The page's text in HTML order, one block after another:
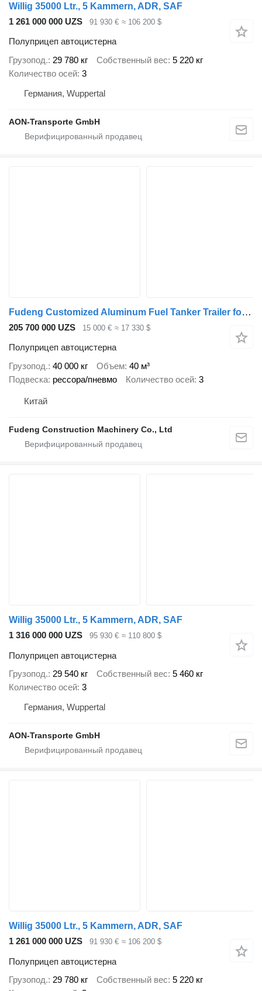
Willig 35000 Ltr., 5 Kammern, ADR, SAF
1 261 000 000 UZS
91 930 € ≈ 106 200 $
Полуприцеп автоцистерна
Грузопод. 29 780 кг Собственный вес 5 220 кг
Количество осей 3
Германия, Wuppertal
AON-Transporte GmbH
Fudeng Customized Aluminum Fuel Tanker Trailer for Sale
205 700 000 UZS 15 000 € ≈ 17 330 $
Полуприцеп автоцистерна
Грузопод. 40 000 кг Объем 40 м³
Подвеска рессора/пневмо Количество осей 3
Китай
Fudeng Construction Machinery Co., Ltd
Willig 35000 Ltr., 5 Kammern, ADR, SAF
1 316 000 000 UZS
95 930 € ≈ 110 800 $
Полуприцеп автоцистерна
Грузопод. 29 540 кг Собственный вес 5 460 кг
Количество осей 3
Германия, Wuppertal
AON-Transporte GmbH
Willig 35000 Ltr., 5 Kammern, ADR, SAF
1 261 000 000 UZS
91 930 € ≈ 106 200 $
Полуприцеп автоцистерна
Грузопод. 29 780 кг Собственный вес 5 220 кг